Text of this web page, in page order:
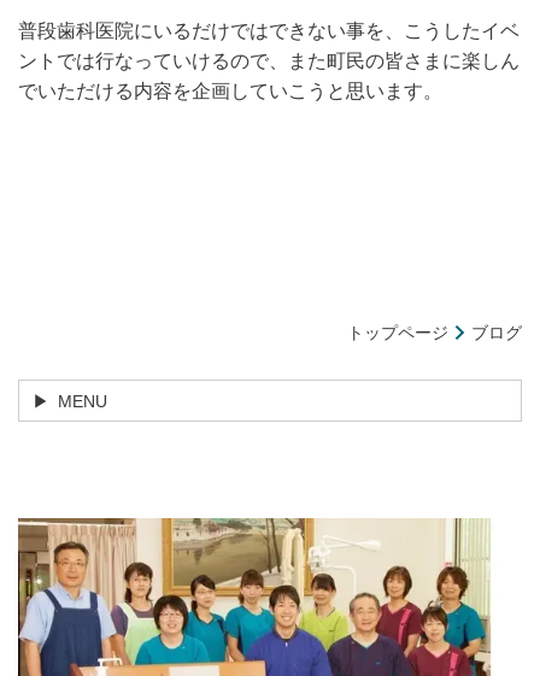
普段歯科医院にいるだけではできない事を、こうしたイベ
ントでは行なっていけるので、また町民の皆さまに楽しん
でいただける内容を企画していこうと思います。
トップページ ブログ
MENU